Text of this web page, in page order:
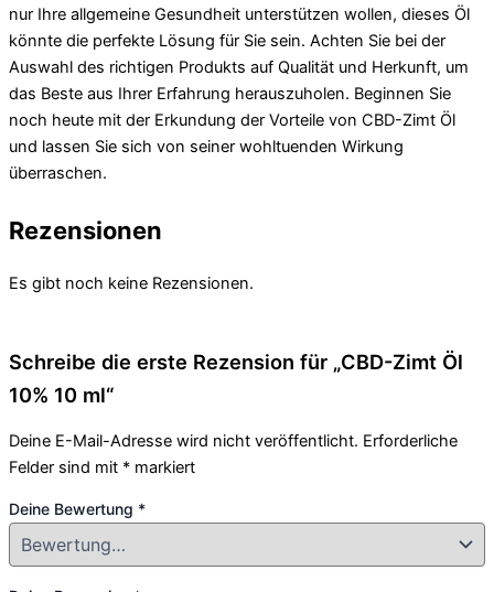
nur Ihre allgemeine Gesundheit unterstützen wollen, dieses Öl
könnte die perfekte Lösung für Sie sein. Achten Sie bei der
Auswahl des richtigen Produkts auf Qualität und Herkunft, um
das Beste aus Ihrer Erfahrung herauszuholen. Beginnen Sie
noch heute mit der Erkundung der Vorteile von CBD-Zimt Öl
und lassen Sie sich von seiner wohltuenden Wirkung
überraschen.
Rezensionen
Es gibt noch keine Rezensionen.
Schreibe die erste Rezension für „CBD-Zimt Öl
10% 10 ml“
Deine E-Mail-Adresse wird nicht veröffentlicht. Erforderliche
Felder sind mit * markiert
Deine Bewertung *